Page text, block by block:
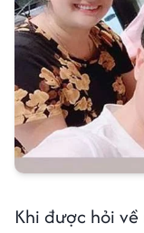
Khi được hỏi